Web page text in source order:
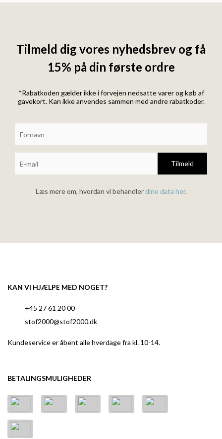
Tilmeld dig vores nyhedsbrev og få
15% på din første ordre
*Rabatkoden gælder ikke i forvejen nedsatte varer og køb af
gavekort. Kan ikke anvendes sammen med andre rabatkoder.
Tilmeld
Læs mere om, hvordan vi behandlerdine data her.
KAN VI HJÆLPE MED NOGET?
+45 27 61 20 00
stof2000@stof2000.dk
Kundeservice er åbent alle hverdage fra kl. 10-14.
BETALINGSMULIGHEDER